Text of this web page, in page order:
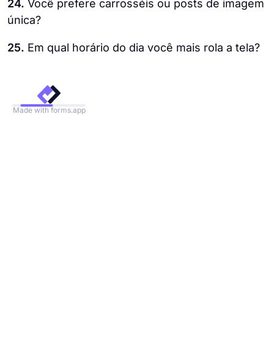
24. Você prefere carrosséis ou posts de imagem
única?
25. Em qual horário do dia você mais rola a tela?